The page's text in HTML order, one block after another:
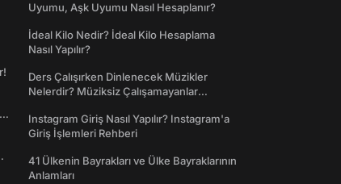
Uyumu, Aşk Uyumu Nasıl Hesaplanır?
İdeal Kilo Nedir? İdeal Kilo Hesaplama
Nasıl Yapılır?
Ders Çalışırken Dinlenecek Müzikler
Nelerdir? Müziksiz Çalışamayanlar
Instagram Giriş Nasıl Yapılır? Instagram'a
Giriş İşlemleri Rehberi
41 Ülkenin Bayrakları ve Ülke Bayraklarının
Anlamları